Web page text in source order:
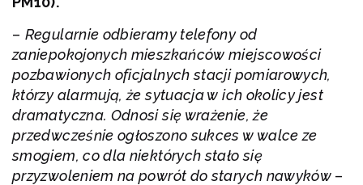
– Regularnie odbieramy telefony od
zaniepokojonych mieszkańców miejscowości
pozbawionych oficjalnych stacji pomiarowych,
którzy alarmują, że sytuacja w ich okolicy jest
dramatyczna. Odnosi się wrażenie, że
przedwcześnie ogłoszono sukces w walce ze
smogiem, co dla niektórych stało się
przyzwoleniem na powrót do starych nawyków –